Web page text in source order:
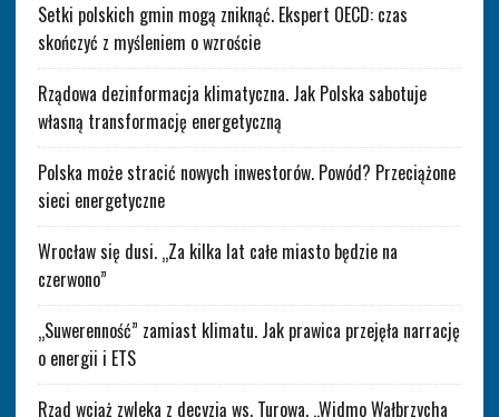
Setki polskich gmin mogą zniknąć. Ekspert OECD: czas
skończyć z myśleniem o wzroście
Rządowa dezinformacja klimatyczna. Jak Polska sabotuje
własną transformację energetyczną
Polska może stracić nowych inwestorów. Powód? Przeciążone
sieci energetyczne
Wrocław się dusi. „Za kilka lat całe miasto będzie na
czerwono”
„Suwerenność” zamiast klimatu. Jak prawica przejęła narrację
o energii i ETS
Rząd wciąż zwleka z decyzją ws. Turowa. „Widmo Wałbrzycha